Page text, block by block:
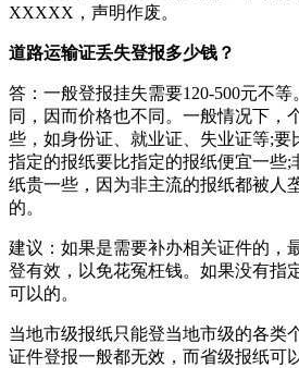
XXXXX，声明作废。
道路运输证丢失登报多少钱？
答：一般登报挂失需要120-500元不
同，因而价格也不同。一般情况下，
些，如身份证、就业证、失业证等;要
指定的报纸要比指定的报纸便宜一些;
纸贵一些，因为非主流的报纸都被人
的。
建议：如果是需要补办相关证件的，
登有效，以免花冤枉钱。如果没有指
可以的。
当地市级报纸只能登当地市级的各类
证件登报一般都无效，而省级报纸可